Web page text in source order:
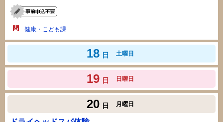
健康・こども課
18 日 土曜日
19 日 日曜日
20 日 月曜日